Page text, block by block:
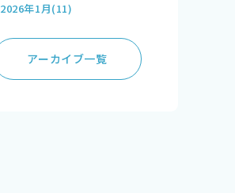
2026年1月(11)
アーカイブ一覧